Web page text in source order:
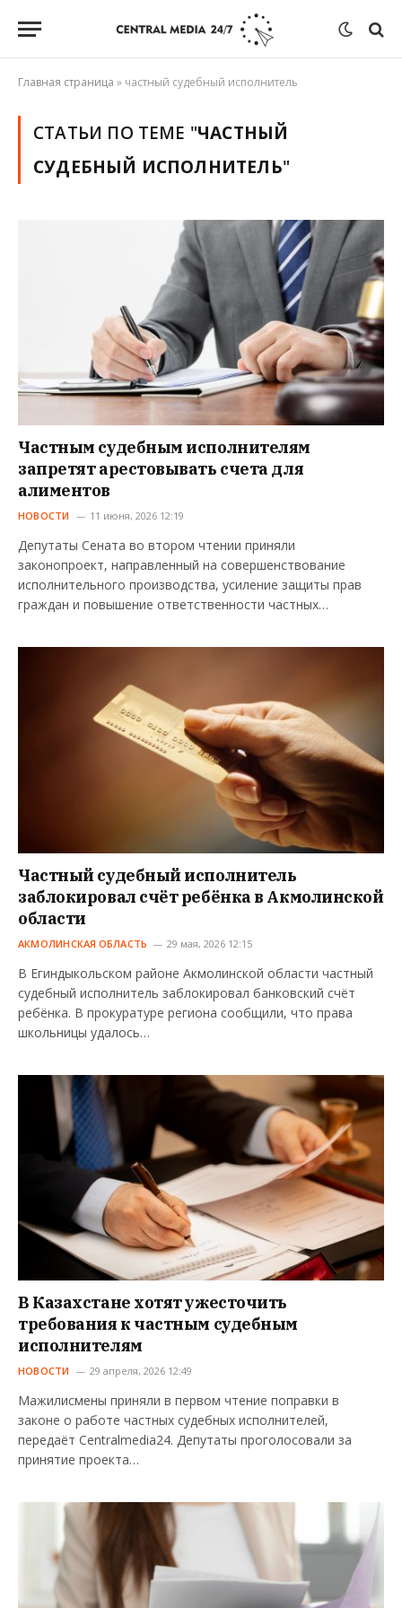
Главная страница » частный судебный исполнитель
СТАТЬИ ПО ТЕМЕ "ЧАСТНЫЙ
СУДЕБНЫЙ ИСПОЛНИТЕЛЬ"
Частным судебным исполнителям
запретят арестовывать счета для
алиментов
НОВОСТИ 11 июня, 2026 12:19
Депутаты Сената во втором чтении приняли
законопроект, направленный на совершенствование
исполнительного производства, усиление защиты прав
граждан и повышение ответственности частных…
Частный судебный исполнитель
заблокировал счёт ребёнка в Акмолинской
области
АКМОЛИНСКАЯ ОБЛАСТЬ 29 мая, 2026 12:15
В Егиндыкольском районе Акмолинской области частный
судебный исполнитель заблокировал банковский счёт
ребёнка. В прокуратуре региона сообщили, что права
школьницы удалось…
В Казахстане хотят ужесточить
требования к частным судебным
исполнителям
НОВОСТИ 29 апреля, 2026 12:49
Мажилисмены приняли в первом чтение поправки в
законе о работе частных судебных исполнителей,
передаёт Centralmedia24. Депутаты проголосовали за
принятие проекта…